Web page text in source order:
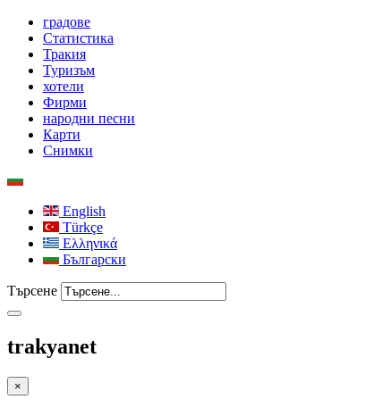
градове
Статистика
Тракия
Туризъм
хотели
Фирми
народни песни
Карти
Снимки
English
Türkçe
Ελληνικά
Български
Търсене
trakyanet
×